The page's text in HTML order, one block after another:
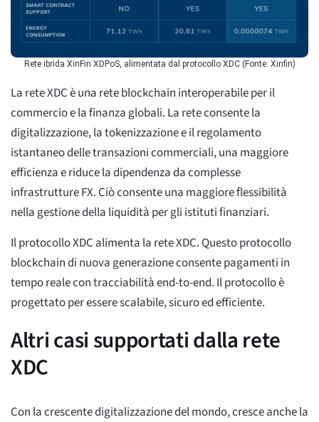
Rete ibrida XinFin XDPoS, alimentata dal protocollo XDC (Fonte: Xinfin)
La rete XDC è una rete blockchain interoperabile per il
commercio e la finanza globali. La rete consente la
digitalizzazione, la tokenizzazione e il regolamento
istantaneo delle transazioni commerciali, una maggiore
efficienza e riduce la dipendenza da complesse
infrastrutture FX. Ciò consente una maggiore flessibilità
nella gestione della liquidità per gli istituti finanziari.
Il protocollo XDC alimenta la rete XDC. Questo protocollo
blockchain di nuova generazione consente pagamenti in
tempo reale con tracciabilità end-to-end. Il protocollo è
progettato per essere scalabile, sicuro ed efficiente.
Altri casi supportati dalla rete
XDC
Con la crescente digitalizzazione del mondo, cresce anche la